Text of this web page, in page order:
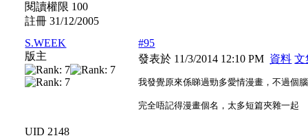
閱讀權限 100
註冊 31/12/2005
S.WEEK
版主
UID 2148
#95
發表於 11/3/2014 12:10 PM 資料 文
我發覺原來係睇過勁多愛情漫畫，不過個
完全唔記得漫畫個名，太多短篇夾雜一起